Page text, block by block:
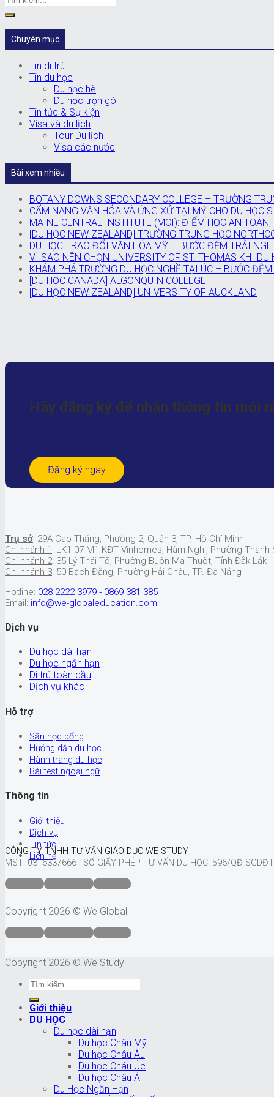
Chuyên mục
Tin di trú
Tin du học
Du học hè
Du học trọn gói
Tin tức & Sự kiện
Visa và du lịch
Tour Du lịch
Visa các nước
Bài xem nhiều
BOTANY DOWNS SECONDARY COLLEGE – TRƯỜNG
CẨM NANG VĂN HÓA VÀ ỨNG XỬ TẠI MỸ CHO DU HỌC
MAINE CENTRAL INSTITUTE (MCI): ĐIỂM HỌC AN
[DU HỌC NEW ZEALAND] TRƯỜNG TRUNG HỌC
DU HỌC TRAO ĐỔI VĂN HÓA MỸ – BƯỚC ĐỆM TRẢI
VÌ SAO NÊN CHỌN UNIVERSITY OF ST. THOMAS KHI DU
KHÁM PHÁ TRƯỜNG DU HỌC NGHỀ TẠI ÚC – BƯỚC
[DU HỌC CANADA] ALGONQUIN COLLEGE
[DU HỌC NEW ZEALAND] UNIVERSITY OF AUCKLAND
Hãy đăng ký để nhận thông tin mới
Đăng ký ngay
Trụ sở: 29A Cao Thắng, Phường 2, Quận 3, TP. Hồ Chí Minh
Chi nhánh 1 : LK1-07-M1 KĐT Vinhomes, Hàm Nghi, Phường Thành
Chi nhánh 2: 35 Lý Thái Tổ, Phường Buôn Ma Thuột, Tỉnh Đắk Lắk
Chi nhánh 3: 50 Bạch Đằng, Phường Hải Châu, TP. Đà Nẵng
Hotline: 028 2222 3979 - 0869 381 385
Email: info@we-globaleducation.com
Dịch vụ
Du học dài hạn
Du học ngắn hạn
Di trú toàn cầu
Dịch vụ khác
Hỗ trợ
Săn học bổng
Hướng dẫn du học
Hành trang du học
Bài test ngoại ngữ
Thông tin
Giới thiệu
Dịch vụ
Tin tức
Liên hệ
CÔNG TY TNHH TƯ VẤN GIÁO DỤC WE STUDY
MST: 0316337666 | SỐ GIẤY PHÉP TƯ VẤN DU HỌC: 596/QĐ-SGDĐT
Quy định Điều khoản Bảo mật
Copyright 2026 © We Global
Quy định
Điều khoản Bảo mật
Copyright 2026 © We Study
Giới thiệu
DU HỌC
Du học dài hạn
Du học Châu Mỹ
Du học Châu Âu
Du học Châu Úc
Du học Châu Á
Du Học Ngắn Hạn